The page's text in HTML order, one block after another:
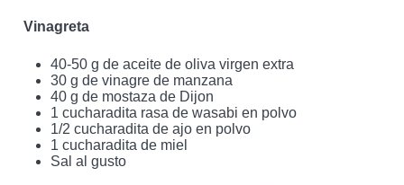
Vinagreta
40-50 g de aceite de oliva virgen extra
30 g de vinagre de manzana
40 g de mostaza de Dijon
1 cucharadita rasa de wasabi en polvo
1/2 cucharadita de ajo en polvo
1 cucharadita de miel
Sal al gusto